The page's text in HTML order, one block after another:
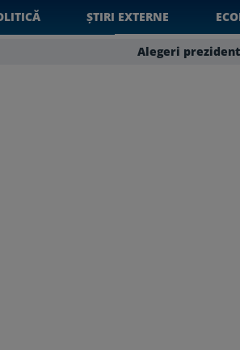
ȘTIRI EXTERNE
Alegeri